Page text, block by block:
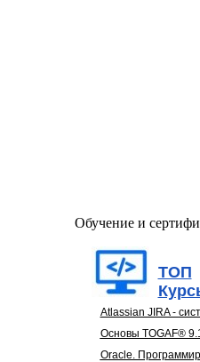
Обучение и
ТОП
Atlassian JIRA -
Основы TOGAF®
Oracle.